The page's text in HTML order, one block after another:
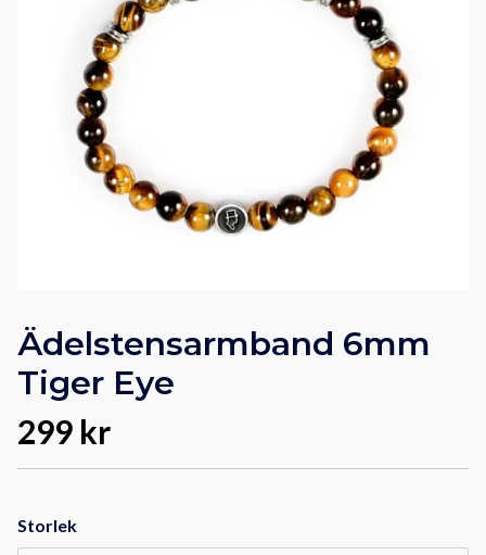
Ädelstensarmband 6mm
Tiger Eye
299 kr
Storlek